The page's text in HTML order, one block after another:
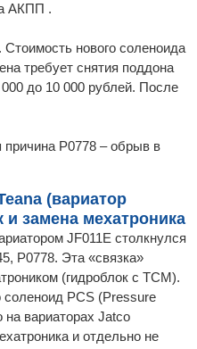
АКПП .
нового соленоида
требует снятия поддона
до 10 000 рублей. После
причина P0778 – обрыв в
(вариатор
и замена мехатроника
JF011E столкнулся
P0778. Эта «связка»
(гидроблок с TCM).
соленоид PCS (Pressure
на вариаторах Jatco
и отдельно не